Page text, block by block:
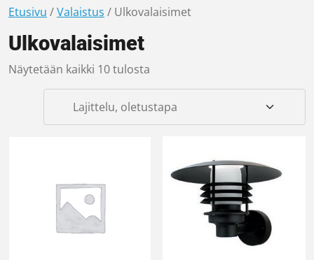
Etusivu /Valaistus / Ulkovalaisimet
Ulkovalaisimet
Näytetään kaikki 10 tulosta